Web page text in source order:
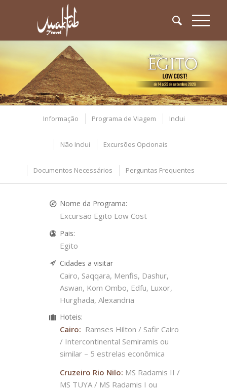
Informação Programa de Viagem Inclui
Não Inclui Excursões Opcionais
Documentos Necessários Perguntas Frequentes
Nome da Programa:
Excursão Egito Low Cost
Pais:
Egito
Cidades a visitar
Cairo, Saqqara, Menfis, Dashur,
Aswan, Kom Ombo, Edfu, Luxor,
Hurghada, Alexandria
Hoteis:
Cairo: Ramses Hilton / Safir Cairo
/ Intercontinental Semiramis ou
similar – 5 estrelas econômica
Cruzeiro Rio Nilo: MS Radamis II /
MS TUYA / MS Radamis I ou